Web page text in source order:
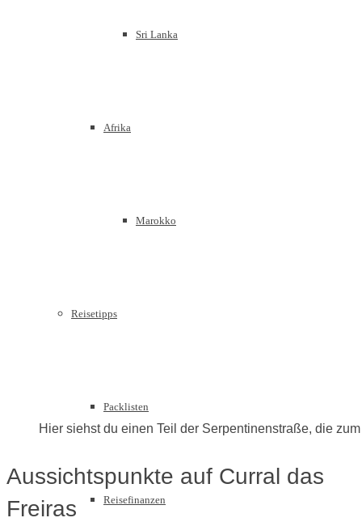
Sri Lanka
Afrika
Marokko
Reisetipps
Packlisten
Reisefinanzen
Hier siehst du einen Teil der Serpentinenstraße, die
Aussichtspunkte auf Curral das
Freiras